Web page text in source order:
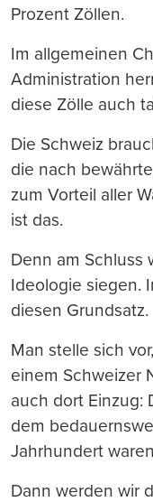
Prozent Zöllen.
Im allgemeinen
Administration
diese Zölle auch
Die Schweiz
die nach
zum Vorteil aller
ist das.
Denn am Schluss
Ideologie siegen.
diesen Grundsatz.
Man stelle sich
einem Schweizer
auch dort Einzug:
dem
Jahrhundert
Dann werden wir